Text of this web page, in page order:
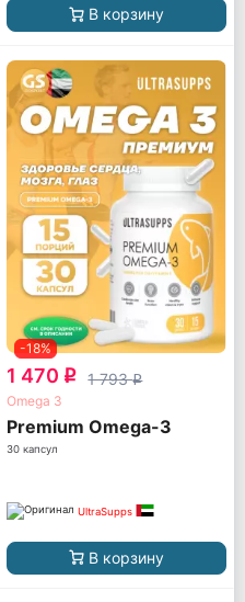
В корзину
-18%
1 470 q 1 793q
Omega 3
Premium Omega-3
30 капсул
UltraSupps
В корзину